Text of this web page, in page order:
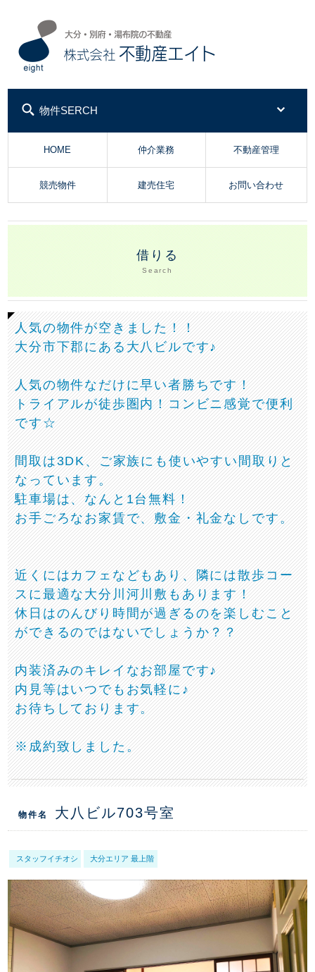
物件SERCH
HOME 仲介業務 不動産管理
競売物件 建売住宅 お問い合わせ
借りる
Search
人気の物件が空きました！！
大分市下郡にある大八ビルです♪
人気の物件なだけに早い者勝ちです！
トライアルが徒歩圏内！コンビニ感覚で便利
です☆
間取は3DK、ご家族にも使いやすい間取りと
なっています。
駐車場は、なんと1台無料！
お手ごろなお家賃で、敷金・礼金なしです。
近くにはカフェなどもあり、隣には散歩コー
スに最適な大分川河川敷もあります！
休日はのんびり時間が過ぎるのを楽しむこと
ができるのではないでしょうか？？
内装済みのキレイなお部屋です♪
内見等はいつでもお気軽に♪
お待ちしております。
※成約致しました。
物件名 大八ビル703号室
スタッフイチオシ 大分エリア 最上階